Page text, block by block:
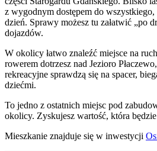
z wygodnym dostępem do wszystkiego,
dzień. Sprawy możesz tu załatwić „po
dojazdów.
W okolicy łatwo znaleźć miejsce na
rowerem dotrzesz nad Jezioro
rekreacyjne sprawdzą się na spacer,
dziećmi.
To jedno z ostatnich miejsc pod
okolicy. Zyskujesz wartość, która będzie
Mieszkanie znajduje się w inwestycji